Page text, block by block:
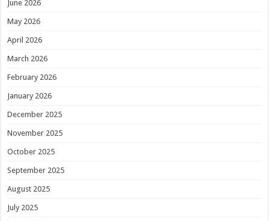
June 2026
May 2026
April 2026
March 2026
February 2026
January 2026
December 2025
November 2025
October 2025
September 2025
August 2025
July 2025